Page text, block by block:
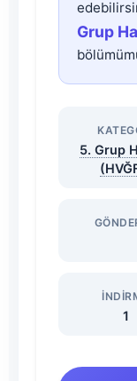
Ğ
İndir
İndir
Grup
5. Grup
1